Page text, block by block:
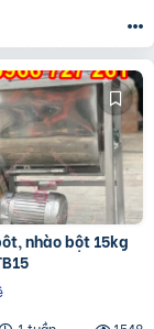
nhào bột 15kg